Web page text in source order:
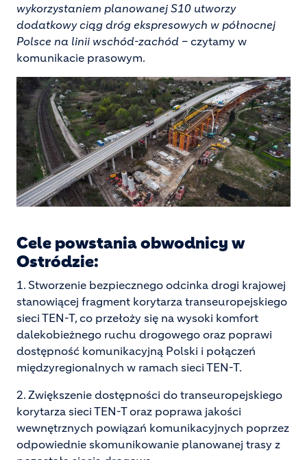
wykorzystaniem planowanej S10 utworzy
dodatkowy ciąg dróg ekspresowych w północnej
Polsce na linii wschód-zachód – czytamy w
komunikacie prasowym.
Cele powstania obwodnicy w
Ostródzie:
1. Stworzenie bezpiecznego odcinka drogi krajowej
stanowiącej fragment korytarza transeuropejskiego
sieci TEN-T, co przełoży się na wysoki komfort
dalekobieżnego ruchu drogowego oraz poprawi
dostępność komunikacyjną Polski i połączeń
międzyregionalnych w ramach sieci TEN-T.
2. Zwiększenie dostępności do transeuropejskiego
korytarza sieci TEN-T oraz poprawa jakości
wewnętrznych powiązań komunikacyjnych poprzez
odpowiednie skomunikowanie planowanej trasy z